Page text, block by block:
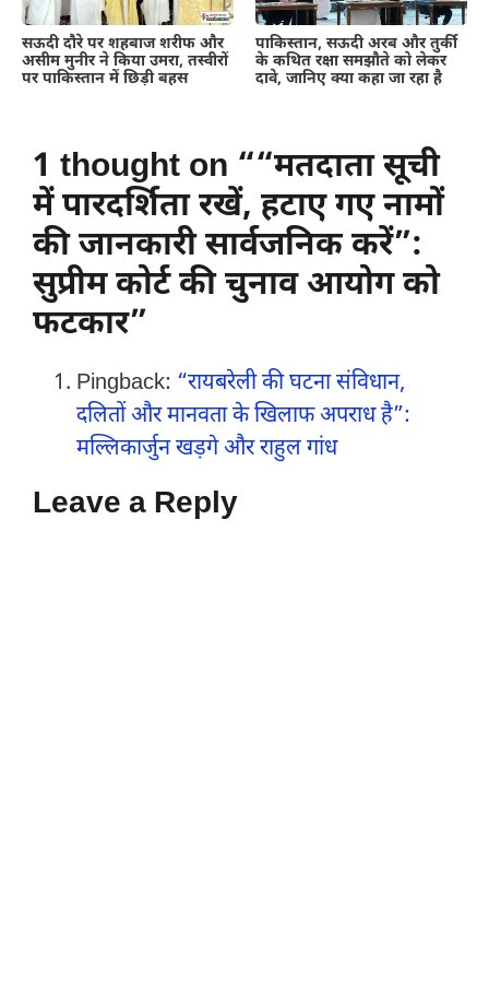
सऊदी दौरे पर शहबाज शरीफ और
असीम मुनीर ने किया उमरा, तस्वीरों
पर पाकिस्तान में छिड़ी बहस
पाकिस्तान, सऊदी अरब और तुर्की
के कथित रक्षा समझौते को लेकर
दावे, जानिए क्या कहा जा रहा है
1 thought on ““मतदाता सूची
में पारदर्शिता रखें, हटाए गए नामों
की जानकारी सार्वजनिक करें”:
सुप्रीम कोर्ट की चुनाव आयोग को
फटकार”
Pingback: “रायबरेली की घटना संविधान,
दलितों और मानवता के खिलाफ अपराध है”:
मल्लिकार्जुन खड़गे और राहुल गांध
Leave a Reply